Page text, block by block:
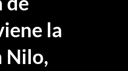
la
Nilo,